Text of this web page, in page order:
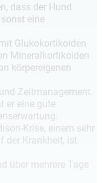
dass der Hund
eine
Glukokortikoiden
Mineralkortikoiden
körpereigenen
Zeitmanagement.
er eine gute
Krise, einem sehr
der Krankheit, ist
über mehrere Tage